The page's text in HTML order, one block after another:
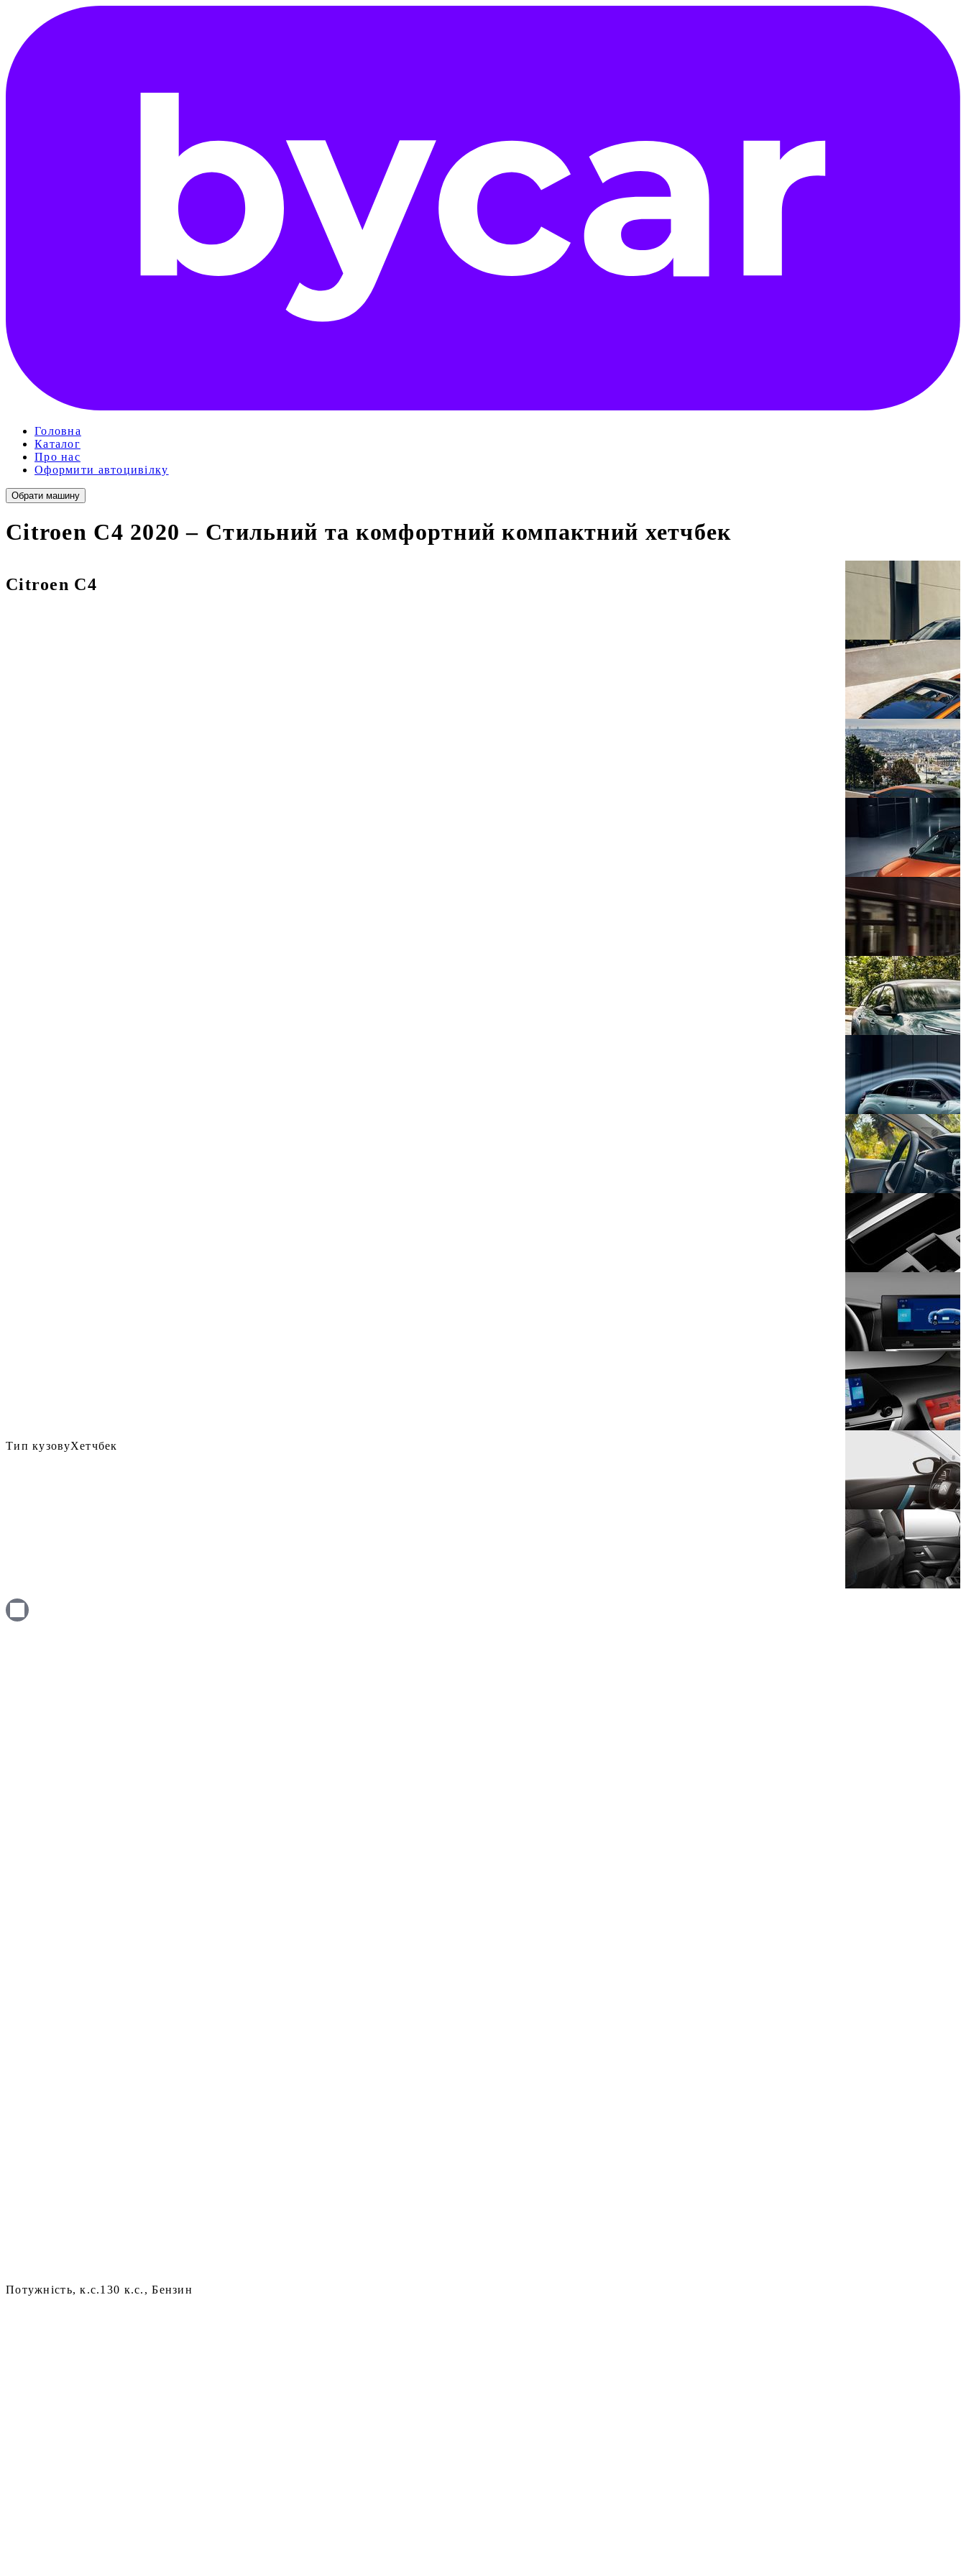
Головна
Каталог
Про нас
Оформити автоцивілку
Обрати машину
Citroen C4 2020 – Стильний та комфортний компактний хетчбек
Citroen C4
Тип кузовуХетчбек
Потужність, к.с.130 к.с., Бензин